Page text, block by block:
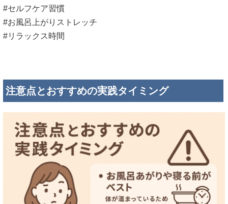
#セルフケア習慣
#お風呂上がりストレッチ
#リラックス時間
注意点とおすすめの実践タイミング